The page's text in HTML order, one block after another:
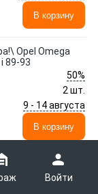
Войти
В корзину
Opel Omega
89-93
50%
2 шт.
9 - 14 августа
В корзину
предложения